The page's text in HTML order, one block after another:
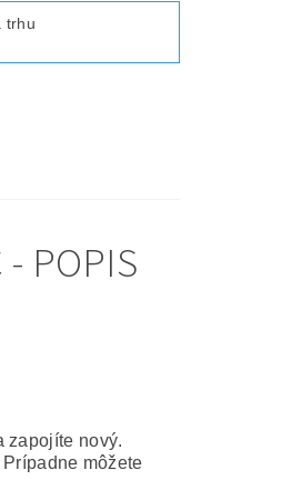
trhu
POPIS
zapojíte nový.
Prípadne môžete